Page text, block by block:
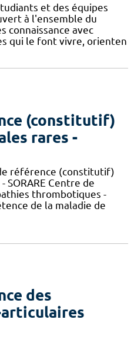
et des équipes
à l'ensemble du
connaissance avec
qui le font vivre, orienten
(constitutif)
rares -
référence (constitutif)
SORARE Centre de
thrombotiques -
de la maladie de
des